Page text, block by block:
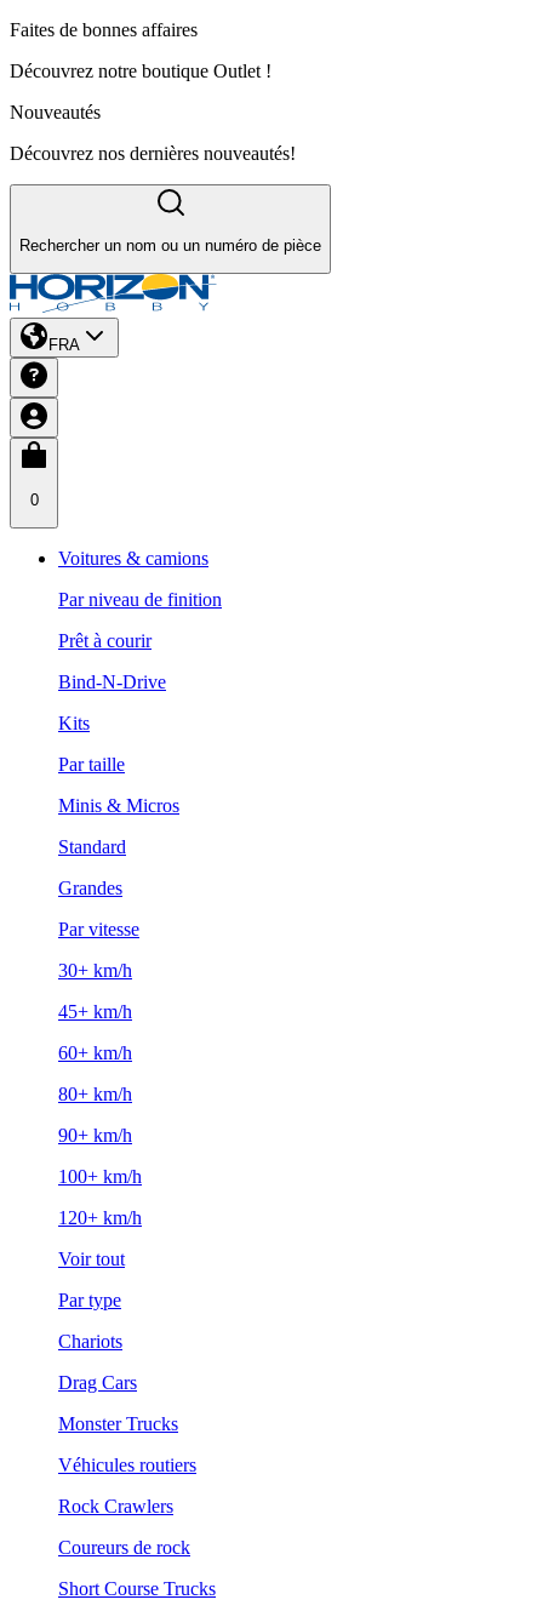
Faites de bonnes affaires
Découvrez notre boutique Outlet !
Nouveautés
Découvrez nos dernières nouveautés!
Rechercher un nom ou un numéro de pièce
FRA
0
Voitures & camions
Par niveau de finition
Prêt à courir
Bind-N-Drive
Kits
Par taille
Minis & Micros
Standard
Grandes
Par vitesse
30+ km/h
45+ km/h
60+ km/h
80+ km/h
90+ km/h
100+ km/h
120+ km/h
Voir tout
Par type
Chariots
Drag Cars
Monster Trucks
Véhicules routiers
Rock Crawlers
Coureurs de rock
Short Course Trucks